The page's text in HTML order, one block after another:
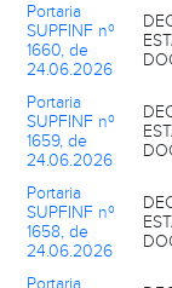
Portaria
SUPFINF nº
1660, de
24.06.2026
Portaria
SUPFINF nº
1659, de
24.06.2026
Portaria
SUPFINF nº
1658, de
24.06.2026
Portaria